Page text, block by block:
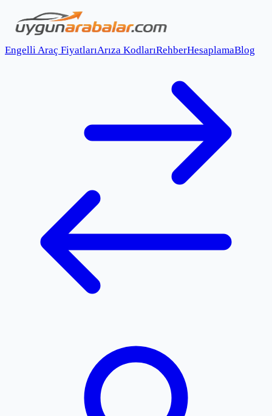
Engelli Araç FiyatlarıArıza KodlarıRehberHesaplamaBlog